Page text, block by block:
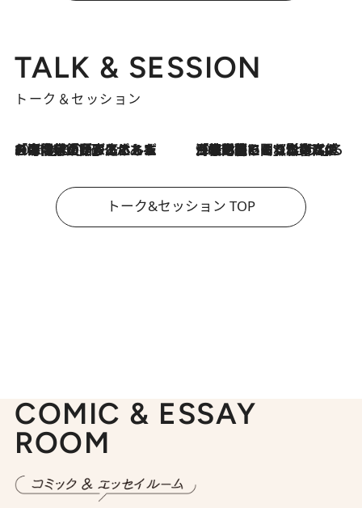
TALK & SESSION
トーク＆セッション
2026.8.3
「今後値上げがあるとすれば…」「リスクがあるのは今年の冬」エネルギー専門家が語る、ホルムズ海峡封鎖が家庭にもたらす“ある心配” 2026.8.3
「住宅建てられない…」「サーチャージ料の高値が続いている」ホルムズ海峡封鎖による影響はいつまで続く？《エネルギー専門家に聞く“どうなる日本の暮らし”》
トーク&セッション TOP
COMIC & ESSAY
ROOM